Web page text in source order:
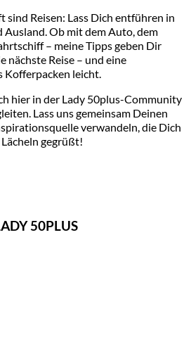
sind Reisen: Lass Dich entführen in
Ob mit dem Auto, dem
– meine Tipps geben Dir
nächste Reise – und eine
Kofferpacken leicht.
hier in der Lady 50plus-Community
Lass uns gemeinsam Deinen
verwandeln, die Dich
gegrüßt!
50PLUS